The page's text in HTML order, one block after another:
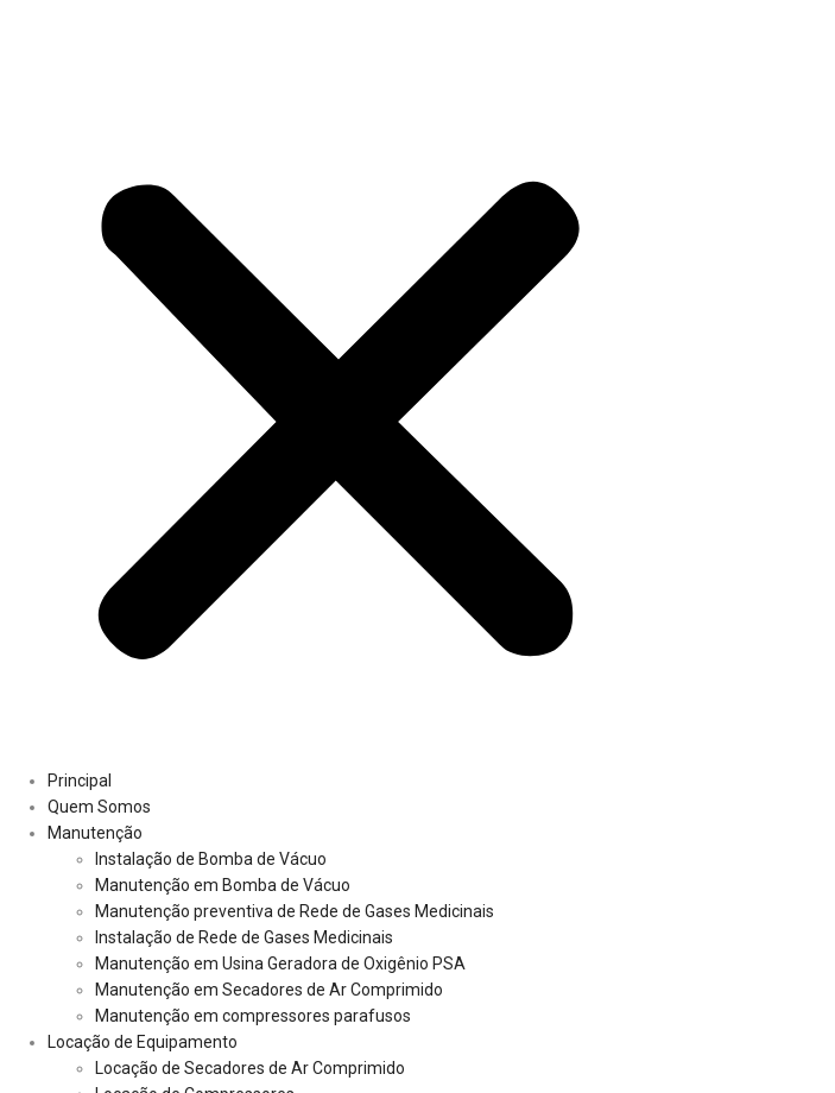
Principal
Quem Somos
Manutenção
Instalação de Bomba de Vácuo
Manutenção em Bomba de Vácuo
Manutenção preventiva de Rede de Gases Medicinais
Instalação de Rede de Gases Medicinais
Manutenção em Usina Geradora de Oxigênio PSA
Manutenção em Secadores de Ar Comprimido
Manutenção em compressores parafusos
Locação de Equipamento
Locação de Secadores de Ar Comprimido